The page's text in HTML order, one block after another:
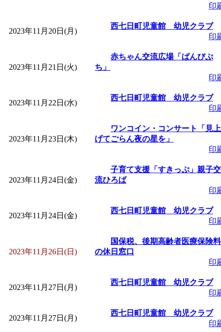
印
2023年11月20日(月)
西七日町児童館 幼児クラブ
印
2023年11月21日(火)
赤ちゃん交流広場「ばんびぷ
ち」
印
2023年11月22日(水)
西七日町児童館 幼児クラブ
印
2023年11月23日(木)
ワンコイン・コンサート「見上
げてごらん夜の星を」
印
2023年11月24日(金)
子育て支援「すきっぷ」親子交
流ひろば
印
2023年11月24日(金)
西七日町児童館 幼児クラブ
印
2023年11月26日(日)
国保税、後期高齢者医療保険料
の休日窓口
印
2023年11月27日(月)
西七日町児童館 幼児クラブ
印
2023年11月27日(月)
西七日町児童館 幼児クラブ
印